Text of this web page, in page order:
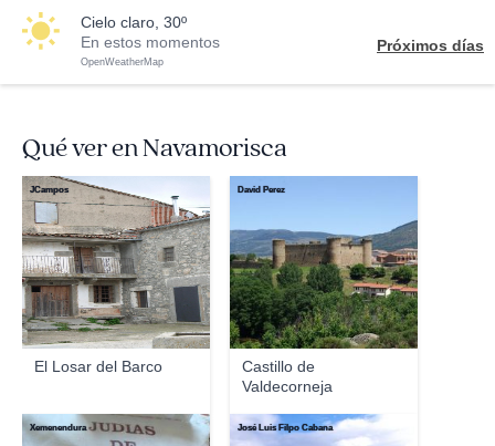
cielo claro, 30º
En estos momentos
OpenWeatherMap
Próximos días
Qué ver en Navamorisca
El Losar del Barco
JCampos
Castillo de
Valdecorneja
David Perez
Xemenendura José Luis Filpo Cabana